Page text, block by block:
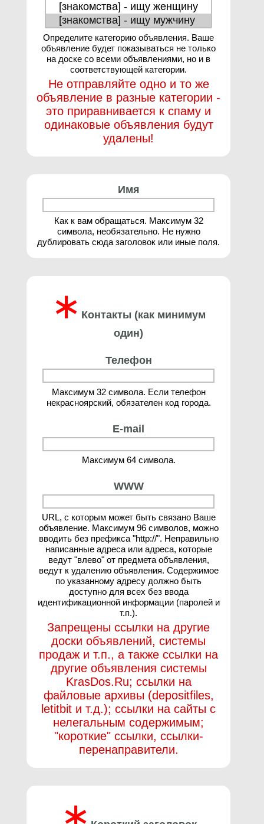
Определите категорию объявления. Ваше
объявление будет показываться не только
на доске со всеми объявлениями, но и в
соответствующей категории.
Не отправляйте одно и то же
объявление в разные категории -
это приравнивается к спаму и
одинаковые объявления будут
удалены!
Имя
Как к вам обращаться. Максимум 32
символа, необязательно. Не нужно
дублировать сюда заголовок или иные поля.
∗ Контакты (как минимум
один)
Телефон
Максимум 32 символа. Если телефон
некрасноярский, обязателен код города.
E-mail
Максимум 64 символа.
WWW
URL, с которым может быть связано Ваше
объявление. Максимум 96 символов, можно
вводить без префикса "http://". Неправильно
написанные адреса или адреса, которые
ведут "влево" от предмета объявления,
ведут к удалению объявления. Содержимое
по указанному адресу должно быть
доступно для всех без ввода
идентификационной информации (паролей и
т.п.).
Запрещены ссылки на другие
доски объявлений, системы
продаж и т.п., а также ссылки на
другие объявления системы
KrasDos.Ru; ссылки на
файловые архивы (depositfiles,
letitbit и т.д.); ссылки на сайты с
нелегальным содержимым;
"короткие" ссылки, ссылки-
перенаправители.
∗